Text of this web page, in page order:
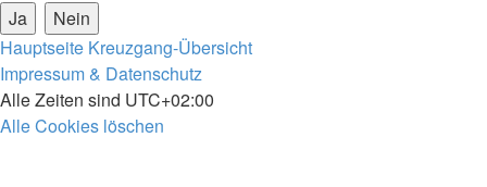
Hauptseite Kreuzgang-Übersicht
Impressum & Datenschutz
Alle Zeiten sind UTC+02:00
Alle Cookies löschen